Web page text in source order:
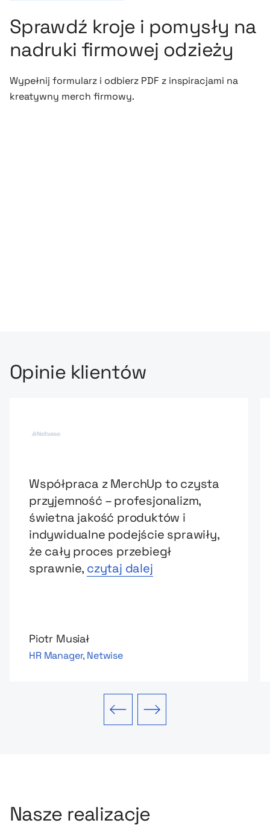
Sprawdź kroje i pomysły na
nadruki firmowej odzieży
Wypełnij formularz i odbierz PDF z inspiracjami na
kreatywny merch firmowy.
Opinie klientów
Współpraca z MerchUp to czysta
przyjemność – profesjonalizm,
świetna jakość produktów i
indywidualne podejście sprawiły,
że cały proces przebiegł
sprawnie, czytaj dalej
Piotr Musiał
HR Manager, Netwise
Nasze realizacje